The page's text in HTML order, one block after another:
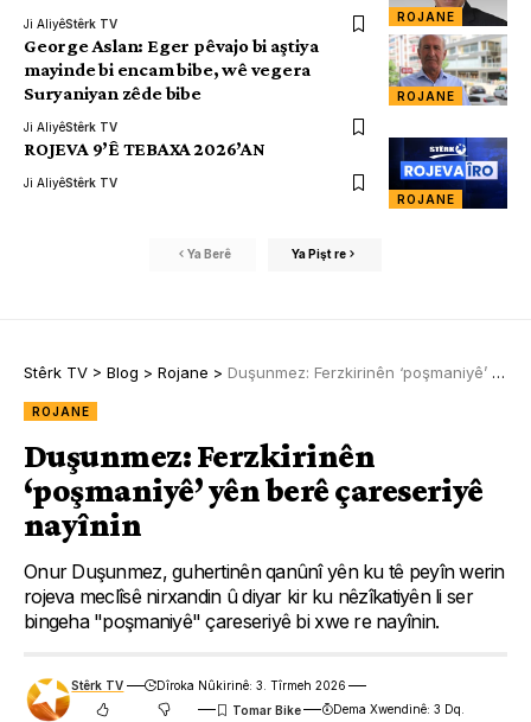
ROJANE
Ji AliyêStêrk TV
ROJANE
George Aslan: Eger pêvajo bi aştiya
mayinde bi encam bibe, wê vegera
Suryaniyan zêde bibe
Ji AliyêStêrk TV
ROJANE
ROJEVA 9’Ê TEBAXA 2026’AN
Ji AliyêStêrk TV
Ya Berê Ya Pişt re
Stêrk TV > Blog > Rojane > Duşunmez: Ferzkirinên ‘poşmaniyê’ yên berê çareseriyê nayînin
ROJANE
Duşunmez: Ferzkirinên
‘poşmaniyê’ yên berê çareseriyê
nayînin
Onur Duşunmez, guhertinên qanûnî yên ku tê peyîn werin
rojeva meclîsê nirxandin û diyar kir ku nêzîkatiyên li ser
bingeha "poşmaniyê" çareseriyê bi xwe re nayînin.
Stêrk TV
Dîroka Nûkirinê: 3. Tîrmeh 2026
Dema Xwendinê: 3 Dq.